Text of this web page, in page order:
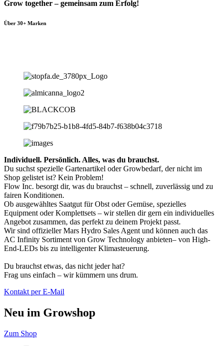
Grow together – gemeinsam zum Erfolg!
Über 30+ Marken
Individuell. Persönlich. Alles, was du brauchst.
Du suchst spezielle Gartenartikel oder Growbedarf, der nicht im
Shop gelistet ist? Kein Problem!
Flow Inc. besorgt dir, was du brauchst – schnell, zuverlässig und zu
fairen Konditionen.
Ob ausgewähltes Saatgut für Obst oder Gemüse, spezielles
Equipment oder Komplettsets – wir stellen dir gern ein individuelles
Angebot zusammen, das perfekt zu deinem Projekt passt.
Wir sind offizieller Mars Hydro Sales Agent und können auch das
AC Infinity Sortiment von Grow Technology anbieten– von High-
End-LEDs bis zu intelligenter Klimasteuerung.
Du brauchst etwas, das nicht jeder hat?
Frag uns einfach – wir kümmern uns drum.
Kontakt per E-Mail
Neu im Growshop
Zum Shop